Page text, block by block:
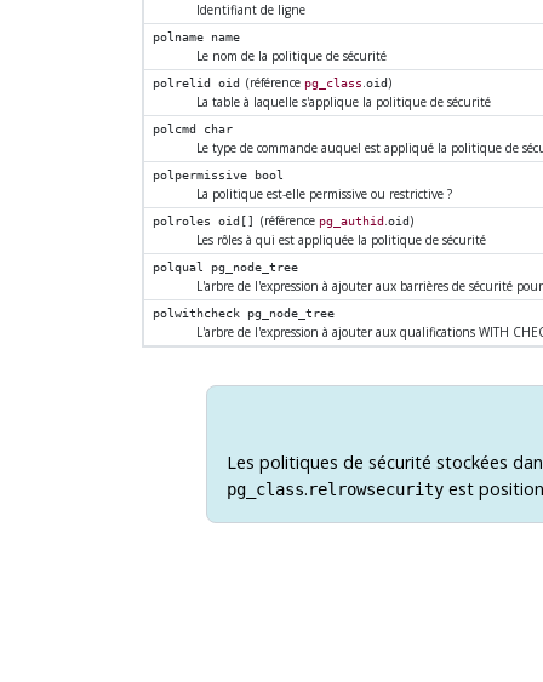
Identifiant de ligne
polname name
Le nom de la politique de sécurité
polrelid oid (référence pg_class.oid)
La table à laquelle s'applique la politique de sécurité
polcmd char
Le type de commande auquel est appliqué la politique de
polpermissive bool
La politique est-elle permissive ou restrictive ?
polroles oid[] (référence pg_authid.oid)
Les rôles à qui est appliquée la politique de sécurité
polqual pg_node_tree
L'arbre de l'expression à ajouter aux barrières de sécurité
polwithcheck pg_node_tree
L'arbre de l'expression à ajouter aux qualifications WITH
Les politiques de sécurité stockées
pg_class.relrowsecurity est